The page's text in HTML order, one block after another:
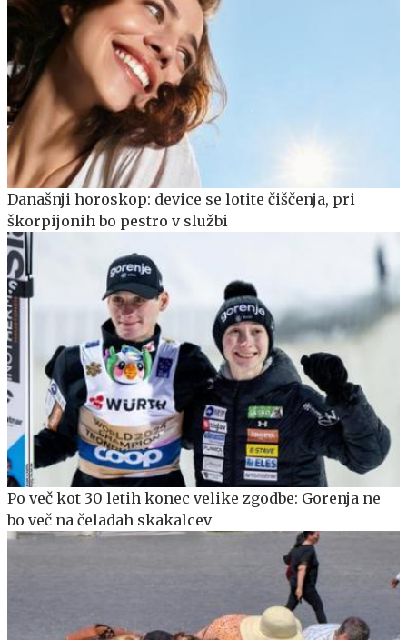
Današnji horoskop: device se lotite čiščenja, pri
škorpijonih bo pestro v službi
Po več kot 30 letih konec velike zgodbe: Gorenja ne
bo več na čeladah skakalcev